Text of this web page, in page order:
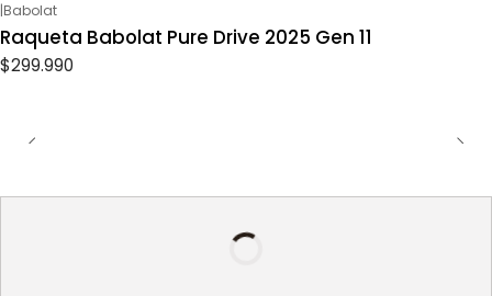
|Babolat
Raqueta Babolat Pure Drive 2025 Gen 11
$299.990